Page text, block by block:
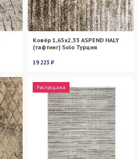
Ковёр 1,65х2,33 ASPEND HALY
(тафтинг) Solo Турция
19 223 ₽
Распродажа